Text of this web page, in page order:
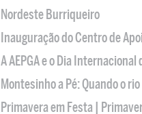
Nordeste Burriqueiro
Inauguração do Centro de
A AEPGA e o Dia Internacional
Montesinho a Pé: Quando o
Primavera em Festa |